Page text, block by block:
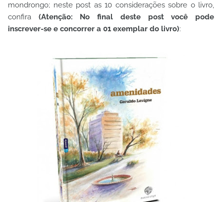
mondrongo; neste post as 10 considerações sobre o livro,
confira (Atenção: No final deste post você pode
inscrever-se e concorrer a 01 exemplar do livro):